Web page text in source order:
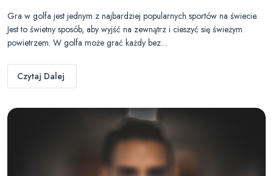
Gra w golfa jest jednym z najbardziej popularnych sportów na świecie.
Jest to świetny sposób, aby wyjść na zewnątrz i cieszyć się świeżym
powietrzem. W golfa może grać każdy bez…
Czytaj Dalej